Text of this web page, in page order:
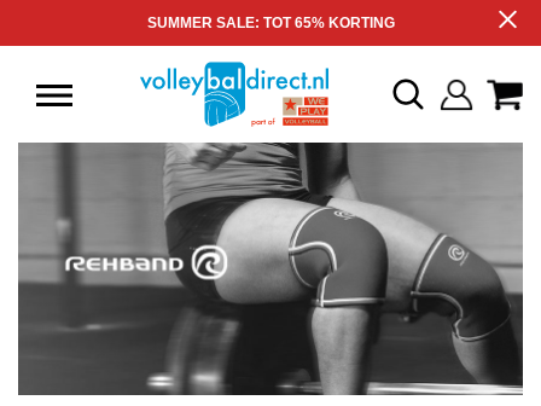
SUMMER SALE: TOT 65% KORTING